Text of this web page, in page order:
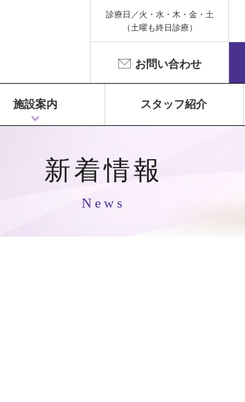
診療日／火・水・木・金・土
（土曜も終日診療）
お問い合わせ
施設案内 スタッフ紹介
新着情報
News